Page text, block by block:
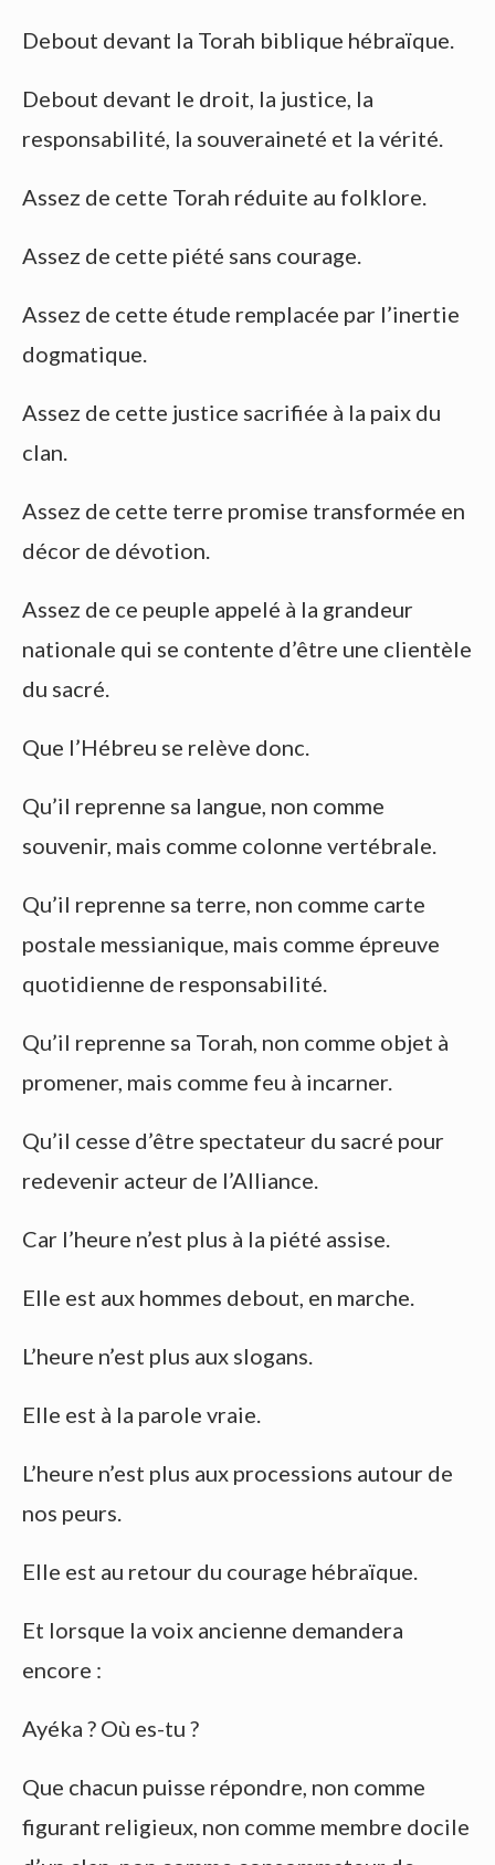
Debout devant la Torah biblique hébraïque.
Debout devant le droit, la justice, la
responsabilité, la souveraineté et la vérité.
Assez de cette Torah réduite au folklore.
Assez de cette piété sans courage.
Assez de cette étude remplacée par l’inertie
dogmatique.
Assez de cette justice sacrifiée à la paix du
clan.
Assez de cette terre promise transformée en
décor de dévotion.
Assez de ce peuple appelé à la grandeur
nationale qui se contente d’être une clientèle
du sacré.
Que l’Hébreu se relève donc.
Qu’il reprenne sa langue, non comme
souvenir, mais comme colonne vertébrale.
Qu’il reprenne sa terre, non comme carte
postale messianique, mais comme épreuve
quotidienne de responsabilité.
Qu’il reprenne sa Torah, non comme objet à
promener, mais comme feu à incarner.
Qu’il cesse d’être spectateur du sacré pour
redevenir acteur de l’Alliance.
Car l’heure n’est plus à la piété assise.
Elle est aux hommes debout, en marche.
L’heure n’est plus aux slogans.
Elle est à la parole vraie.
L’heure n’est plus aux processions autour de
nos peurs.
Elle est au retour du courage hébraïque.
Et lorsque la voix ancienne demandera
encore :
Ayéka ? Où es-tu ?
Que chacun puisse répondre, non comme
figurant religieux, non comme membre docile